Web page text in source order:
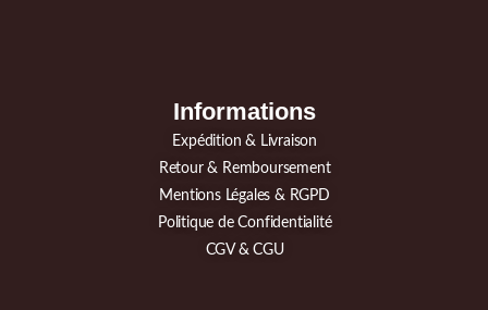
Informations
Expédition & Livraison
Retour & Remboursement
Mentions Légales & RGPD
Politique de Confidentialité
CGV & CGU